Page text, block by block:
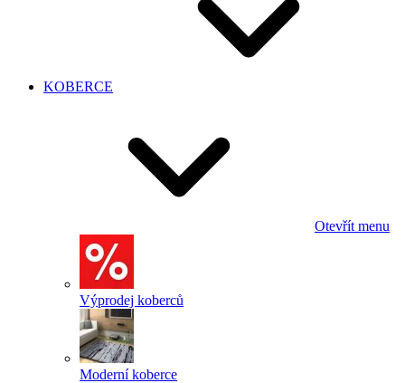
KOBERCE
Otevřít menu
Výprodej koberců
Moderní koberce